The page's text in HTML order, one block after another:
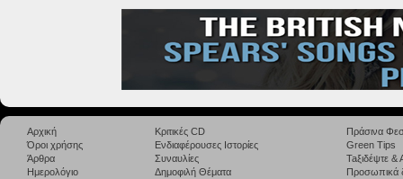
Αρχική
Όροι χρήσης
Άρθρα
Ημερολόγιο
Κριτικές CD
Ενδιαφέρουσες Ιστορίες
Συναυλίες
Δημοφιλή Θέματα
Πράσινα
Green Tips
Taξιδέψτε
Προσωπικά